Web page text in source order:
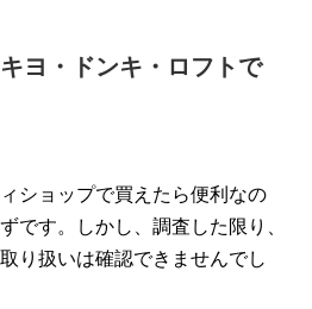
ヨ・ドンキ・ロフトで
ショップで買えたら便利なの
です。しかし、調査した限り、
り扱いは確認できませんでし